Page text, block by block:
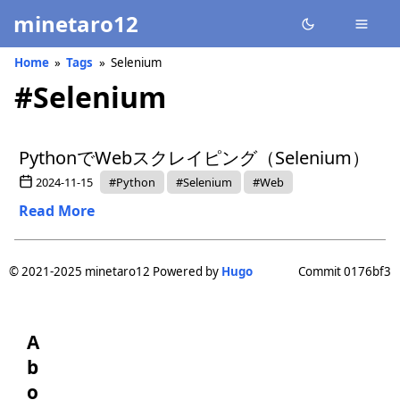
minetaro12
Home Tags Selenium
#Selenium
PythonでWebスクレイピング（Selenium）
2024-11-15 #Python #Selenium #Web
Read More
© 2021-2025 minetaro12 Powered by Hugo Commit 0176bf3
A
b
o